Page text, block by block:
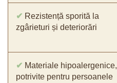
✔ Rezistență sporită la
zgârieturi și deteriorări
✔ Materiale hipoalergenice,
potrivite pentru persoanele